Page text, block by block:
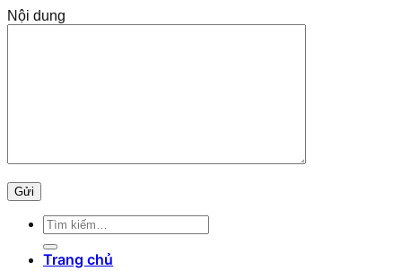
Nội dung
Tìm
kiếm:
Trang chủ